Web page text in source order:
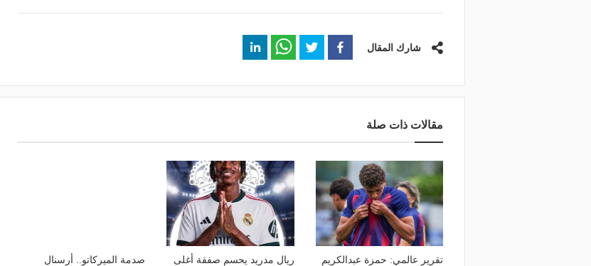
شارك المقال
مقالات ذات صلة
تقرير عالمي: حمزة عبدالكريم
ريال مدريد يحسم صفقة أغلى
صدمة الميركاتو.. أرسنال